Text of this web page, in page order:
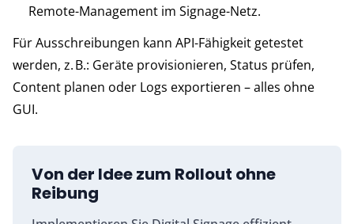
Remote-Management im Signage-Netz.
Für Ausschreibungen kann API-Fähigkeit getestet
werden, z. B.: Geräte provisionieren, Status prüfen,
Content planen oder Logs exportieren – alles ohne
GUI.
Von der Idee zum Rollout ohne
Reibung